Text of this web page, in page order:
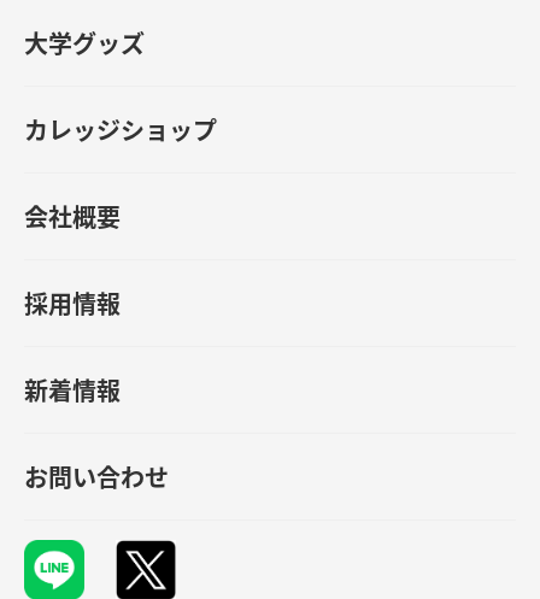
大学グッズ
カレッジショップ
会社概要
採用情報
新着情報
お問い合わせ